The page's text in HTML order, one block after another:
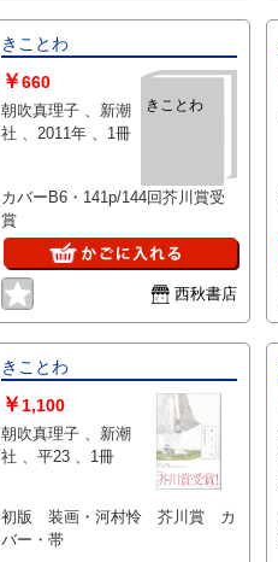
きことわ
きことわ
￥660
朝吹真理子 、新潮
社 、2011年 、1冊
カバーB6・141p/144回芥川賞受
賞
西秋書店
きことわ
￥ 1,100
朝吹真理子 、新潮
社 、平23 、1冊
初版 装画・河村怜 芥川賞 カ
バー・帯